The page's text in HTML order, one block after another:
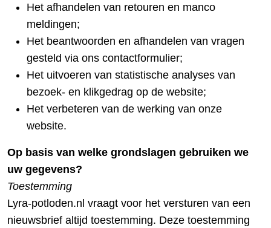
Het afhandelen van retouren en manco
meldingen;
Het beantwoorden en afhandelen van vragen
gesteld via ons contactformulier;
Het uitvoeren van statistische analyses van
bezoek- en klikgedrag op de website;
Het verbeteren van de werking van onze
website.
Op basis van welke grondslagen gebruiken we
uw gegevens?
Toestemming
Lyra-potloden.nl vraagt voor het versturen van een
nieuwsbrief altijd toestemming. Deze toestemming